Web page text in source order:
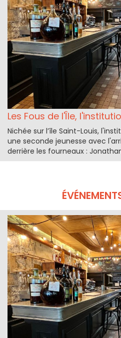
Les Fous de l'Île,
Nichée sur l’île Saint-Louis,
une seconde jeunesse avec
derrière les fourneaux :